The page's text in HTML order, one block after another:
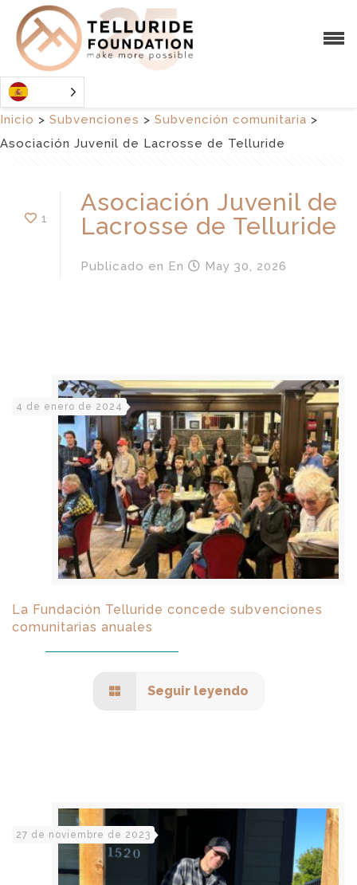
Inicio > Subvenciones > Subvención comunitaria >
Asociación Juvenil de Lacrosse de Telluride
1
Asociación Juvenil de
Lacrosse de Telluride
Publicado en En May 30, 2026
4 de enero de 2024
La Fundación Telluride concede subvenciones
comunitarias anuales
Seguir leyendo
27 de noviembre de 2023